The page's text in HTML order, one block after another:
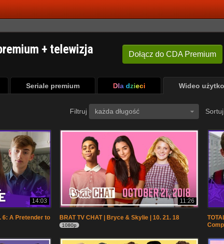
Dołącz do CDA Premium
+ telewizja
Seriale premium Dla dzieci Wideo
Filtruj każda długość
14:03
6: A Pretender to
11:26
BRAT TV CHAT | Bryce & Skylie | 10. 21. 18
1080p